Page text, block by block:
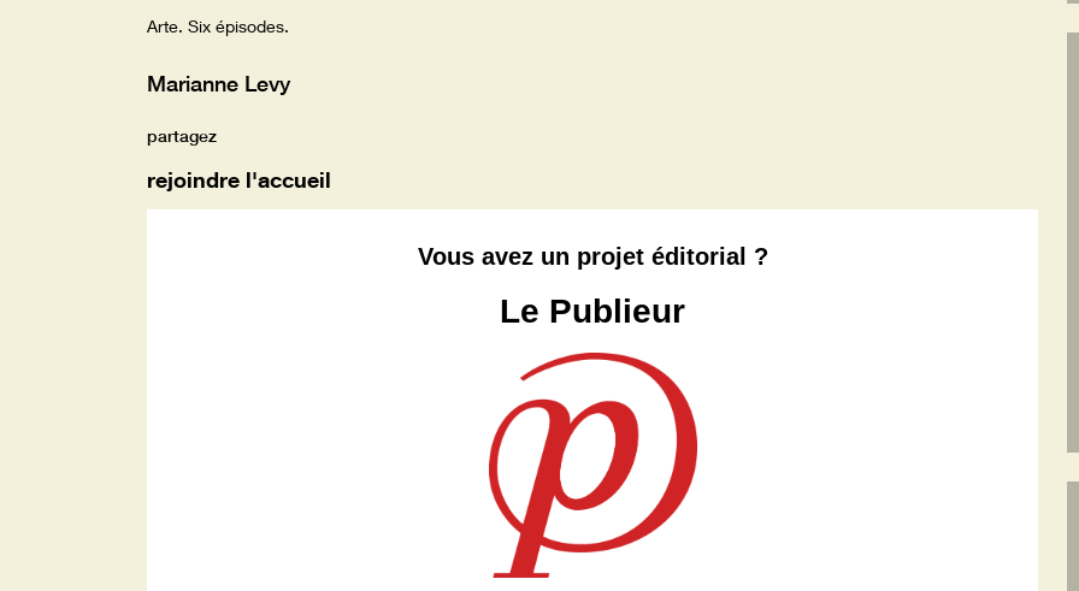
Arte. Six épisodes.
Marianne Levy
partagez
rejoindre l'accueil
Vous avez un projet éditorial ?
Le Publieur